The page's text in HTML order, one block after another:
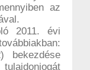
az
2011. évi
bekezdése